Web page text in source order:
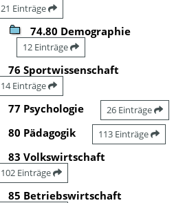
21 Einträge
74.80 Demographie
12 Einträge
76 Sportwissenschaft
14 Einträge
77 Psychologie 26 Einträge
80 Pädagogik 113 Einträge
83 Volkswirtschaft
102 Einträge
85 Betriebswirtschaft